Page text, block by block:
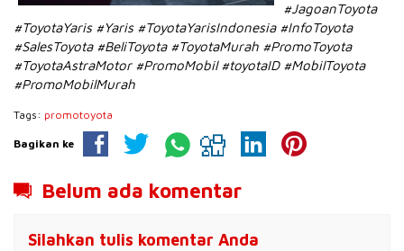
#JagoanToyota
#ToyotaYaris #Yaris #ToyotaYarisIndonesia #InfoToyota
#SalesToyota #BeliToyota #ToyotaMurah #PromoToyota
#ToyotaAstraMotor #PromoMobil #toyotaID #MobilToyota
#PromoMobilMurah
Tags: promotoyota
Bagikan ke
Belum ada komentar
Silahkan tulis komentar Anda